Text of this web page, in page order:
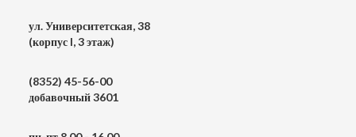
ул. Университетская, 38
(корпус I, 3 этаж)
(8352) 45-56-00
добавочный 3601